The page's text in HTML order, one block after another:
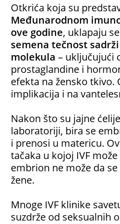
Otkrića koja su
Međunarodnom
ove godine, uklapaju
semena tečnost
molekula – uključujući
prostaglandine i
efekta na žensko tkivo.
implikacija i na
Nakon što su jajne
laboratoriji, bira se
i prenosi u matericu.
tačaka u kojoj IVF
embrion ne može da
žene.
Mnoge IVF klinike
suzdrže od seksualnih